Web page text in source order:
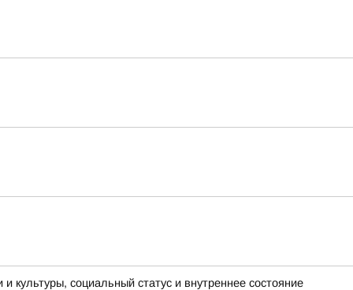
культуры, социальный статус и внутреннее состояние